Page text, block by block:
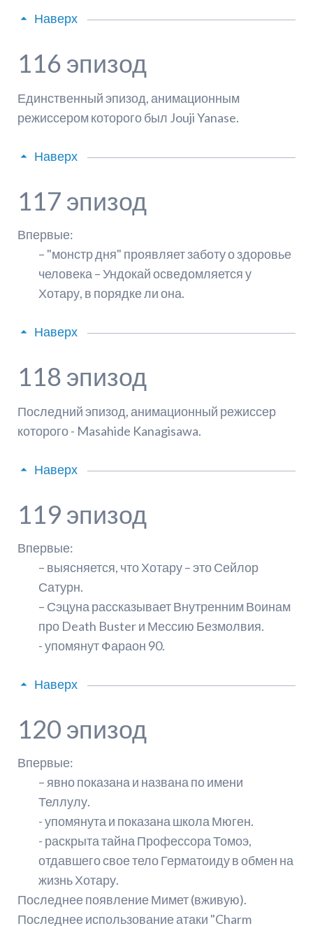
Наверх
116 эпизод
Единственный эпизод, анимационным
режиссером которого был Jouji Yanase.
Наверх
117 эпизод
Впервые:
– "монстр дня" проявляет заботу о здоровье
человека – Ундокай осведомляется у
Хотару, в порядке ли она.
Наверх
118 эпизод
Последний эпизод, анимационный режиссер
которого - Masahide Kanagisawa.
Наверх
119 эпизод
Впервые:
– выясняется, что Хотару – это Сейлор
Сатурн.
– Сэцуна рассказывает Внутренним Воинам
про Death Buster и Мессию Безмолвия.
- упомянут Фараон 90.
Наверх
120 эпизод
Впервые:
– явно показана и названа по имени
Теллулу.
- упомянута и показана школа Мюген.
- раскрыта тайна Профессора Томоэ,
отдавшего свое тело Герматоиду в обмен на
жизнь Хотару.
Последнее появление Мимет (вживую).
Последнее использование атаки "Charm